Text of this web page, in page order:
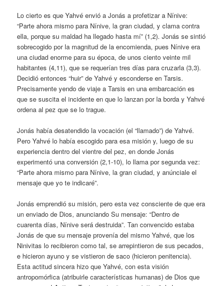
Lo cierto es que Yahvé envió a Jonás a profetizar a Nínive:
“Parte ahora mismo para Nínive, la gran ciudad, y clama contra
ella, porque su maldad ha llegado hasta mí” (1,2). Jonás se sintió
sobrecogido por la magnitud de la encomienda, pues Nínive era
una ciudad enorme para su época, de unos ciento veinte mil
habitantes (4,11), que se requerían tres días para cruzarla (3,3).
Decidió entonces “huir” de Yahvé y esconderse en Tarsis.
Precisamente yendo de viaje a Tarsis en una embarcación es
que se suscita el incidente en que lo lanzan por la borda y Yahvé
ordena al pez que se lo trague.
Jonás había desatendido la vocación (el “llamado”) de Yahvé.
Pero Yahvé lo había escogido para esa misión y, luego de su
experiencia dentro del vientre del pez, en donde Jonás
experimentó una conversión (2,1-10), lo llama por segunda vez:
“Parte ahora mismo para Nínive, la gran ciudad, y anúnciale el
mensaje que yo te indicaré”.
Jonás emprendió su misión, pero esta vez consciente de que era
un enviado de Dios, anunciando Su mensaje: “Dentro de
cuarenta días, Nínive será destruida”. Tan convencido estaba
Jonás de que su mensaje provenía del mismo Yahvé, que los
Ninivitas lo recibieron como tal, se arrepintieron de sus pecados,
e hicieron ayuno y se vistieron de saco (hicieron penitencia).
Esta actitud sincera hizo que Yahvé, con esta visión
antropomórfica (atribuirle características humanas) de Dios que